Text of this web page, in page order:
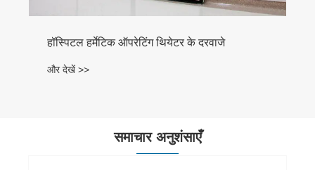
हॉस्पिटल हर्मेटिक ऑपरेटिंग थियेटर के दरवाजे
और देखें >>
समाचार अनुशंसाएँ